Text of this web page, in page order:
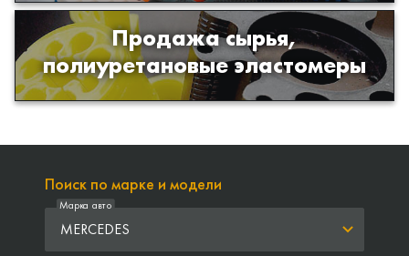
Продажа сырья,
полиуретановые эластомеры
Продажа сырья для производства
изделий из полиуретана
Поиск по марке и модели
MERCEDES
Марка авто